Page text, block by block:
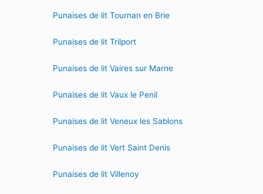
Punaises de lit Tournan en Brie
Punaises de lit Trilport
Punaises de lit Vaires sur Marne
Punaises de lit Vaux le Penil
Punaises de lit Veneux les Sablons
Punaises de lit Vert Saint Denis
Punaises de lit Villenoy